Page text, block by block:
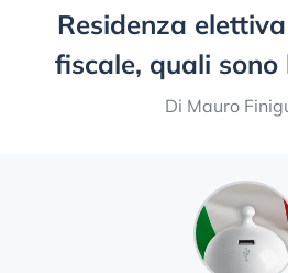
Residenza
fiscale, quali sono
Di Mauro